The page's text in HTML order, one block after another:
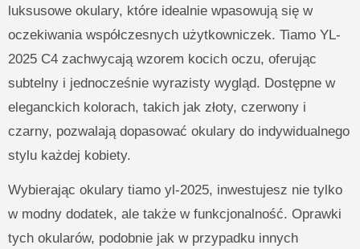
luksusowe okulary, które idealnie wpasowują się w
oczekiwania współczesnych użytkowniczek. Tiamo YL-
2025 C4 zachwycają wzorem kocich oczu, oferując
subtelny i jednocześnie wyrazisty wygląd. Dostępne w
eleganckich kolorach, takich jak złoty, czerwony i
czarny, pozwalają dopasować okulary do indywidualnego
stylu każdej kobiety.
Wybierając okulary tiamo yl-2025, inwestujesz nie tylko
w modny dodatek, ale także w funkcjonalność. Oprawki
tych okularów, podobnie jak w przypadku innych